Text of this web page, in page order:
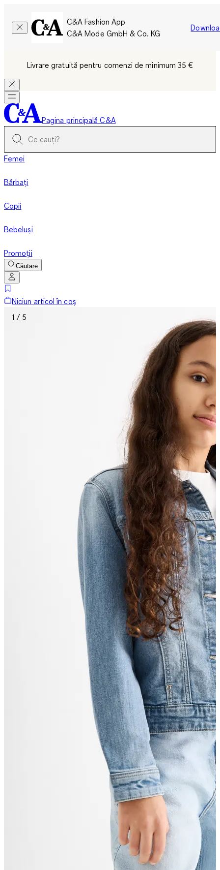
C&A Fashion App
C&A Mode GmbH & Co. KG
Livrare gratuită pentru comenzi de minimum 35 €
Pagina principală C&A
Femei
Bărbați
Copii
Bebeluși
Promoții
Căutare
Niciun articol în coș
1 / 5